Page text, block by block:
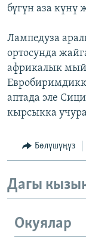
бүгүн аза
Лампедуза
ортосунда
африкалык
аптада эле
кырсыкка
Бөлүшүңүз
Дагы
Окуялар